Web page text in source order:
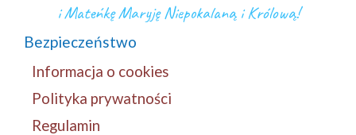
i Mateńkę Maryję Niepokalaną i Królową!
Bezpieczeństwo
Informacja o cookies
Polityka prywatności
Regulamin